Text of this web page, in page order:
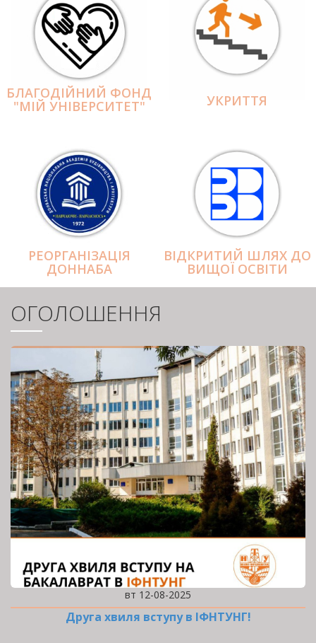
БЛАГОДІЙНИЙ ФОНД
"МІЙ УНІВЕРСИТЕТ" УКРИТТЯ
РЕОРГАНІЗАЦІЯ
ДОННАБА
ВІДКРИТИЙ ШЛЯХ ДО
ВИЩОЇ ОСВІТИ
ОГОЛОШЕННЯ
вт 12-08-2025
Друга хвиля вступу в ІФНТУНГ!